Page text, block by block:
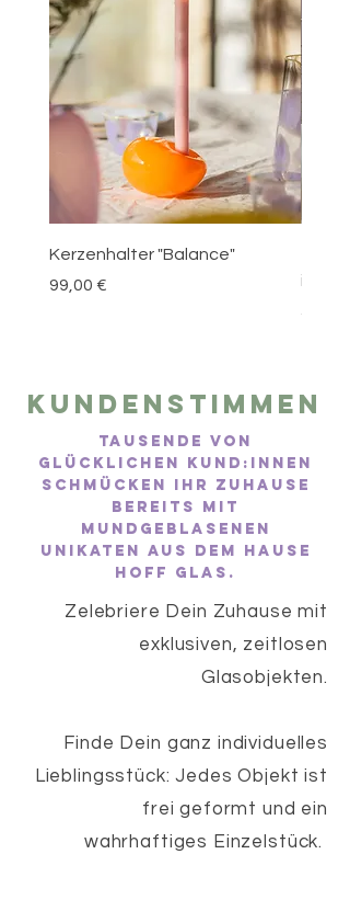
Kerzenhalter "Balance"
Preis
99,00 €
in
Preis
59,00 €
Kundenstimmen
Tausende von
glücklichen kund:innen
schmücken ihr zuhause
bereits mit
mundgeblasenen
unikaten aus dem hause
hoff glas.
Zelebriere Dein Zuhause mit
exklusiven, zeitlosen
Glasobjekten.
Finde Dein ganz individuelles
Lieblingsstück: Jedes Objekt ist
frei geformt und ein
wahrhaftiges Einzelstück.